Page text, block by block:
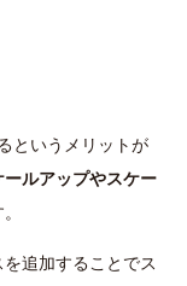
というメリットが
ールアップやスケー
追加することでス